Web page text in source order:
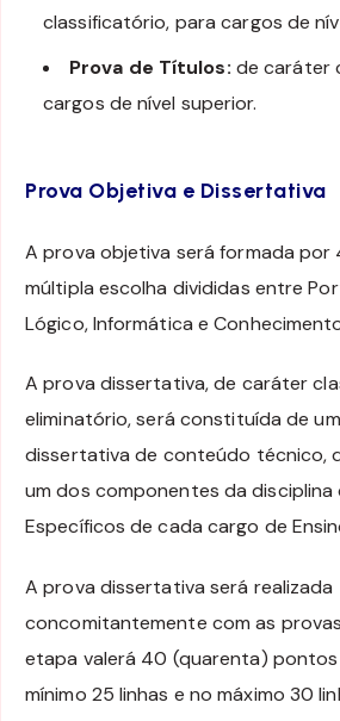
classificatório, para cargos de
Prova de Títulos: de caráter
cargos de nível superior.
Prova Objetiva e Dissertativa
A prova objetiva será formada
múltipla escolha divididas entre
Lógico, Informática e
A prova dissertativa, de caráter
eliminatório, será constituída de
dissertativa de conteúdo técnico,
um dos componentes da
Específicos de cada cargo de
A prova dissertativa será realizada
concomitantemente com as
etapa valerá 40 (quarenta)
mínimo 25 linhas e no máximo 30